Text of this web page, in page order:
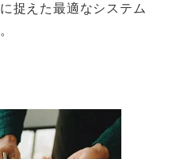
捉えた最適なシステム